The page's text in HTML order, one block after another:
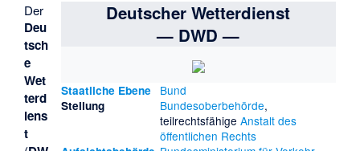
Deutscher Wetterdienst
— DWD —
Staatliche Ebene Bund
Stellung Bundesoberbehörde,
teilrechtsfähige Anstalt des
öffentlichen Rechts
Der
Deu
tsch
e
Wet
terd
iens
t